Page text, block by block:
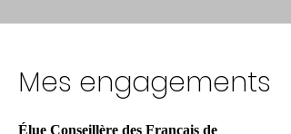
Mes engagements
Élue Conseillère des Français de